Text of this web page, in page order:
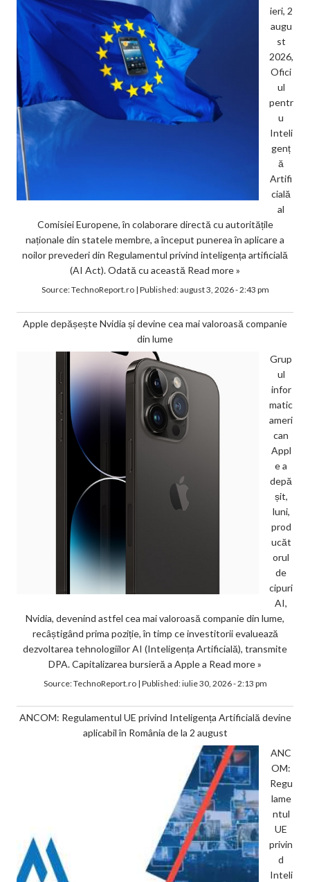
ieri, 2
augu
st
2026,
Ofici
ul
pentr
u
Inteli
genț
ă
Artifi
cială
al
Comisiei Europene, în colaborare directă cu autoritățile
naționale din statele membre, a început punerea în aplicare a
noilor prevederi din Regulamentul privind inteligența artificială
(AI Act). Odată cu această Read more »
Source:TechnoReport.ro| Published:august 3, 2026 - 2:43 pm
Apple depășește Nvidia și devine cea mai valoroasă companie
din lume
Grup
ul
infor
matic
ameri
can
Appl
e a
depă
șit,
luni,
prod
ucăt
orul
de
cipuri
AI,
Nvidia, devenind astfel cea mai valoroasă companie din lume,
recâștigând prima poziție, în timp ce investitorii evaluează
dezvoltarea tehnologiilor AI (Inteligența Artificială), transmite
DPA. Capitalizarea bursieră a Apple a Read more »
Source:TechnoReport.ro| Published:iulie 30, 2026 - 2:13 pm
ANCOM: Regulamentul UE privind Inteligența Artificială devine
aplicabil în România de la 2 august
ANC
OM:
Regu
lame
ntul
UE
privin
d
Inteli